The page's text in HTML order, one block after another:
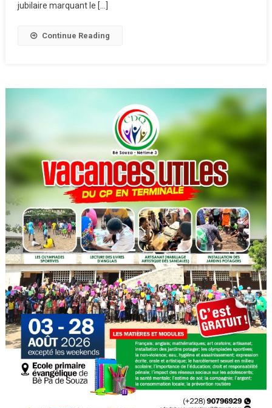
jubilaire marquant le […]
Continue Reading